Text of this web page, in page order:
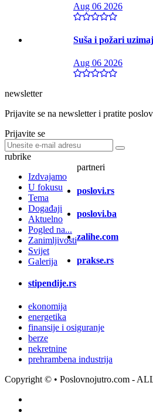
Aug 06 2026
Suša i požari
Aug 06 2026
newsletter
Prijavite se na newsletter i pratite
Prijavite se
rubrike
Izdvajamo
U fokusu
Tema
Događaji
Aktuelno
Pogled na...
Zanimljivosti
Svijet
Galerija
partneri
poslovi.rs
poslovi.ba
zalihe.com
prakse.rs
stipendije.rs
ekonomija
energetika
finansije i osiguranje
berze
nekretnine
prehrambena industrija
Copyright © • Poslovnojutro.com -